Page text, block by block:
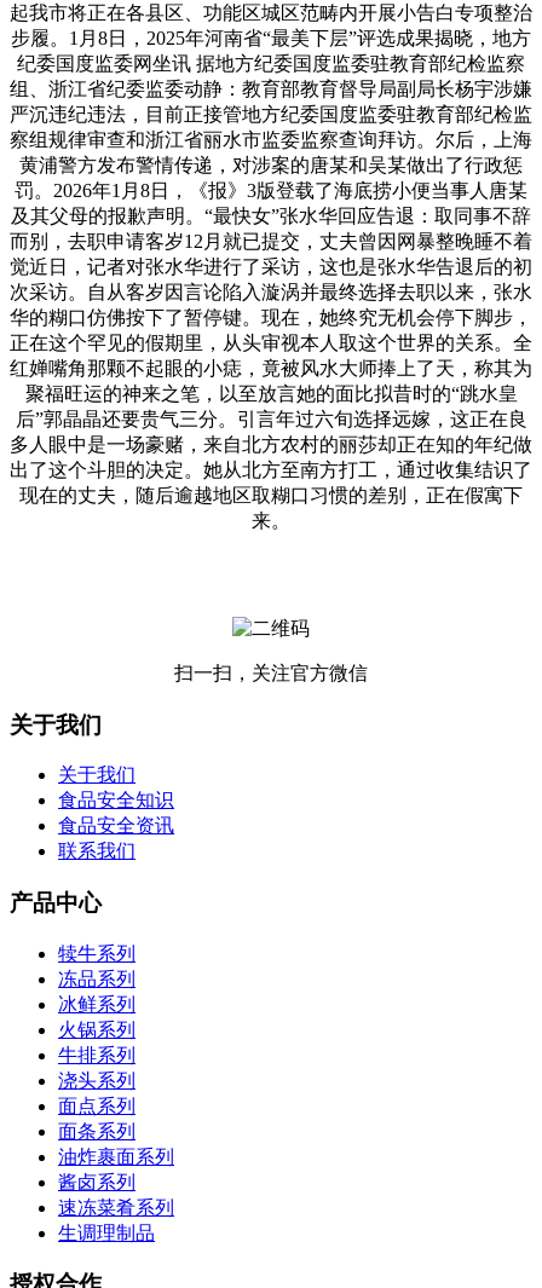
起我市将正在各县区、功能区城区范畴内开展小告白专项整治
步履。1月8日，2025年河南省“最美下层”评选成果揭晓，地方
纪委国度监委网坐讯 据地方纪委国度监委驻教育部纪检监察
组、浙江省纪委监委动静：教育部教育督导局副局长杨宇涉嫌
严沉违纪违法，目前正接管地方纪委国度监委驻教育部纪检监
察组规律审查和浙江省丽水市监委监察查询拜访。尔后，上海
黄浦警方发布警情传递，对涉案的唐某和吴某做出了行政惩
罚。2026年1月8日，《报》3版登载了海底捞小便当事人唐某
及其父母的报歉声明。“最快女”张水华回应告退：取同事不辞
而别，去职申请客岁12月就已提交，丈夫曾因网暴整晚睡不着
觉近日，记者对张水华进行了采访，这也是张水华告退后的初
次采访。自从客岁因言论陷入漩涡并最终选择去职以来，张水
华的糊口仿佛按下了暂停键。现在，她终究无机会停下脚步，
正在这个罕见的假期里，从头审视本人取这个世界的关系。全
红婵嘴角那颗不起眼的小痣，竟被风水大师捧上了天，称其为
聚福旺运的神来之笔，以至放言她的面比拟昔时的“跳水皇
后”郭晶晶还要贵气三分。引言年过六旬选择远嫁，这正在良
多人眼中是一场豪赌，来自北方农村的丽莎却正在知的年纪做
出了这个斗胆的决定。她从北方至南方打工，通过收集结识了
现在的丈夫，随后逾越地区取糊口习惯的差别，正在假寓下
来。
扫一扫，关注官方微信
关于我们
关于我们
食品安全知识
食品安全资讯
联系我们
产品中心
犊牛系列
冻品系列
冰鲜系列
火锅系列
牛排系列
浇头系列
面点系列
面条系列
油炸裹面系列
酱卤系列
速冻菜肴系列
生调理制品